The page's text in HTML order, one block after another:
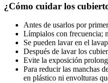
¿Cómo cuidar los
Antes de usarlos por
Límpialos con frecuencia;
Se pueden lavar en el
Después de lavar los
Evite la exposición
Para reducir las manchas
en plástico ni envolturas